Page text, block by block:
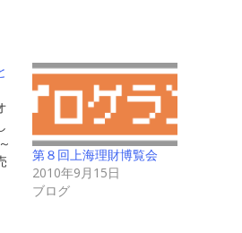
第８回上海理財博覧会
2010年9月15日
ブログ